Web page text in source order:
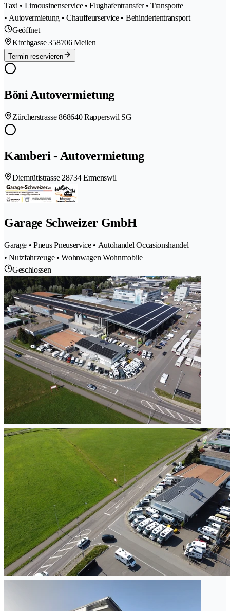
Taxi • Limousinenservice • Flughafentransfer • Transporte
• Autovermietung • Chauffeurservice • Behindertentransport
Geöffnet
Kirchgasse 358706 Meilen
Termin reservieren
Böni Autovermietung
Zürcherstrasse 868640 Rapperswil SG
Kamberi - Autovermietung
Diemrütistrasse 28734 Ermenswil
Garage Schweizer GmbH
Garage • Pneus Pneuservice • Autohandel Occasionshandel
• Nutzfahrzeuge • Wohnwagen Wohnmobile
Geschlossen